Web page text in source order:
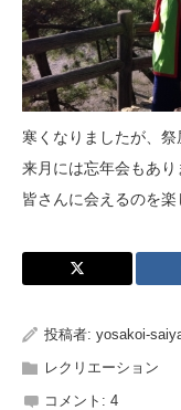
寒くなりましたが、祭
来月には忘年会もあり
皆さんに会えるのを
投稿者: yosakoi-
レクリエーション
コメント: 4